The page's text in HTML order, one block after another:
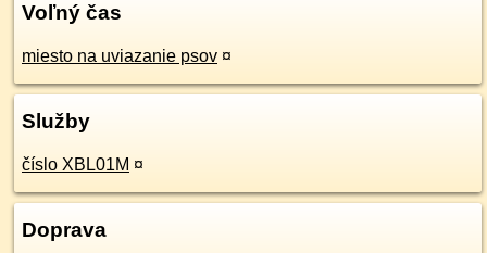
Voľný čas
miesto na uviazanie psov ¤
Služby
číslo XBL01M ¤
Doprava